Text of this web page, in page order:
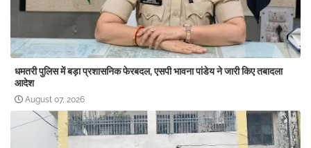
धमतरी पुलिस में बड़ा प्रशासनिक फेरबदल, एसपी भावना पांडेय ने जारी किए तबादला
आदेश
August 07, 2026